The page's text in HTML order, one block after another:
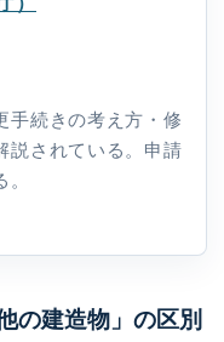
手続きの考え方・修
説されている。申請
の建造物」の区別